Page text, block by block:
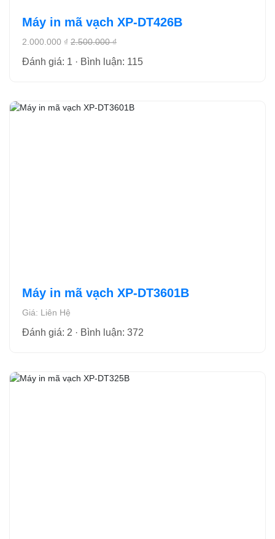
Máy in mã vạch XP-DT426B
2.000.000 ₫ 2.500.000 ₫
Đánh giá: 1 · Bình luận: 115
Máy in mã vạch XP-DT3601B
Giá: Liên Hệ
Đánh giá: 2 · Bình luận: 372